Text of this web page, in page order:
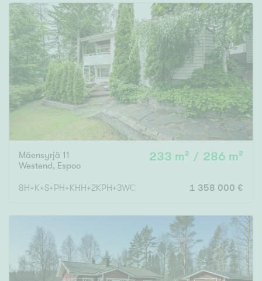
Mäensyrjä 11
Westend, Espoo
233 m² / 286 m²
8H+K+S+PH+KHH+2KPH+3WC+AUTOTALLI+VAR1 358 000 €